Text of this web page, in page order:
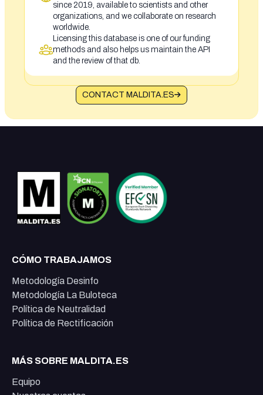
since 2019, available to scientists and other
organizations, and we collaborate on research
worldwide.
Licensing this database is one of our funding
methods and also helps us maintain the API
and the review of that db.
CONTACT MALDITA.ES
CÓMO TRABAJAMOS
Metodología Desinfo
Metodología La Buloteca
Política de Neutralidad
Política de Rectificación
MÁS SOBRE MALDITA.ES
Equipo